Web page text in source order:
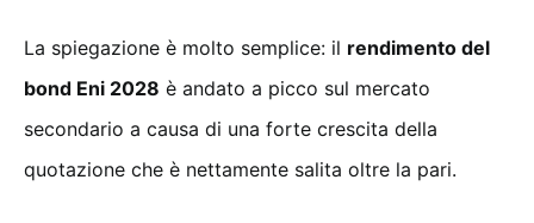
La spiegazione è molto semplice: il rendimento del
bond Eni 2028 è andato a picco sul mercato
secondario a causa di una forte crescita della
quotazione che è nettamente salita oltre la pari.